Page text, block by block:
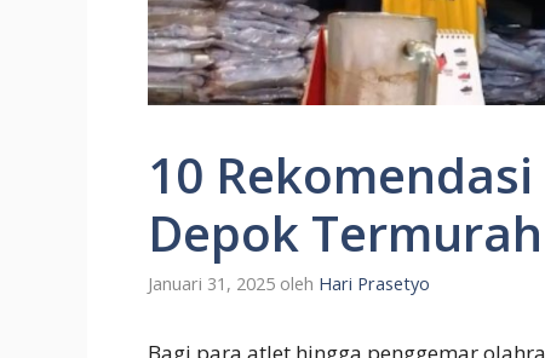
10
Depok
Januari 31, 2025 oleh Hari Prasetyo